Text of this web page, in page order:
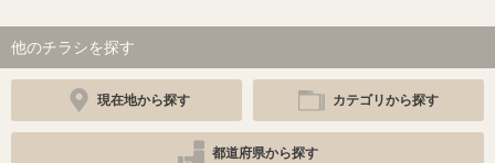
他のチラシを探す
現在地から探す カテゴリから探す
都道府県から探す